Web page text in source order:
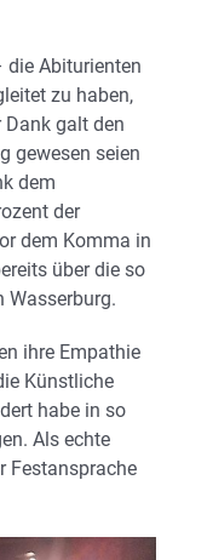
die Abiturienten
zu haben,
Dank galt den
gewesen seien
dem
der
dem Komma in
über die so
Wasserburg.
ihre Empathie
Künstliche
habe in so
Als echte
Festansprache